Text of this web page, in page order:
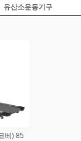
유산소운동기구